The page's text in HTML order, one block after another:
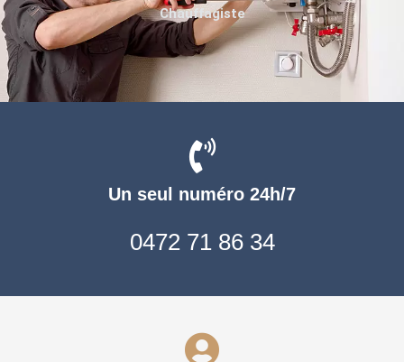
Un seul numéro 24h/7
0472 71 86 34
Chauffagiste